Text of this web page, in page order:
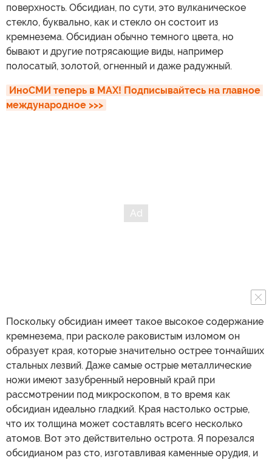
поверхность. Обсидиан, по сути, это вулканическое
стекло, буквально, как и стекло он состоит из
кремнезема. Обсидиан обычно темного цвета, но
бывают и другие потрясающие виды, например
полосатый, золотой, огненный и даже радужный.
ИноСМИ теперь в MAX! Подписывайтесь на главное
международное >>>
Поскольку обсидиан имеет такое высокое содержание
кремнезема, при расколе раковистым изломом он
образует края, которые значительно острее тончайших
стальных лезвий. Даже самые острые металлические
ножи имеют зазубренный неровный край при
рассмотрении под микроскопом, в то время как
обсидиан идеально гладкий. Края настолько острые,
что их толщина может составлять всего несколько
атомов. Вот это действительно острота. Я порезался
обсидианом раз сто, изготавливая каменные орудия, и